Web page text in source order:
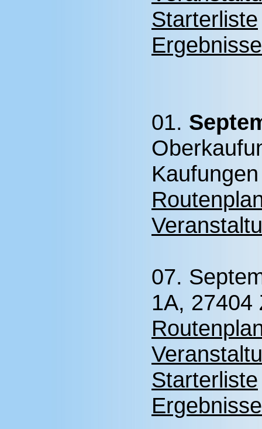
Starterliste
Ergebnisse
01.
07.
1A, 27404
Starterliste
Ergebnisse